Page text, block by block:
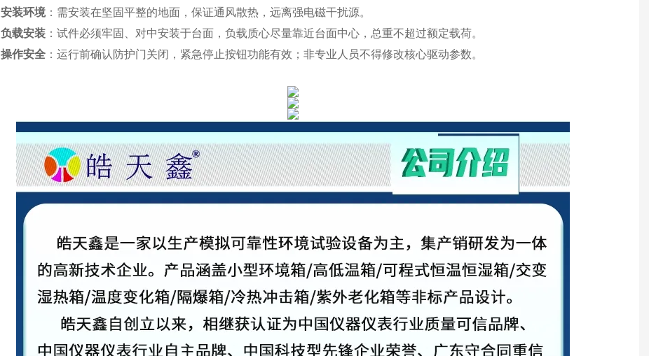
安装环境：需安装在坚固平整的地面，保证通风散热，远离强电磁干扰源。
负载安装 ：试件必须牢固、对中安装于台面，负载质心尽量靠近台面中心，总重不超过额定载荷。
操作安全 ：运行前确认防护门关闭，紧急停止按钮功能有效；非专业人员不得修改核心驱动参数。